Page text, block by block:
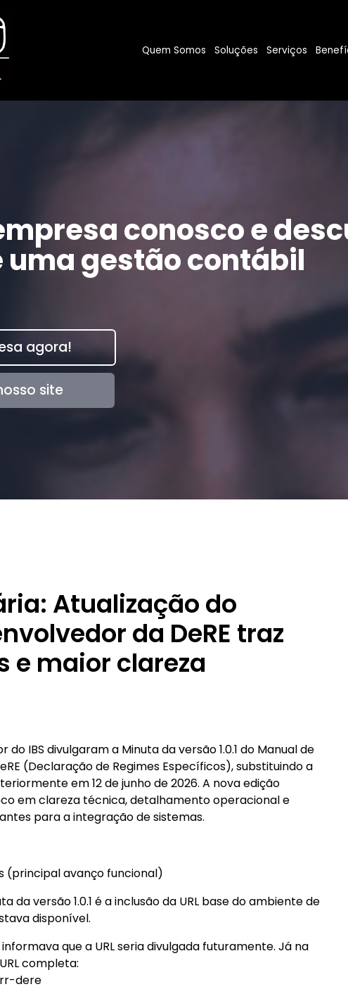
Quem Somos Soluções Serviços
conosco e
uma gestão contábil
agora!
site
Atualização do
da DeRE traz
e maior clareza
IBS divulgaram a Minuta da versão 1.0.1 do Manual de
(Declaração de Regimes Específicos), substituindo a
em 12 de junho de 2026. A nova edição
em clareza técnica, detalhamento operacional e
para a integração de sistemas.
(principal avanço funcional)
da versão 1.0.1 é a inclusão da URL base do ambiente de
disponível.
que a URL seria divulgada futuramente. Já na
completa:
dere